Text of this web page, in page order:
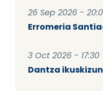
26 Sep 2026 -
Erromeria
3 Oct 2026 - 17:30
Dantza